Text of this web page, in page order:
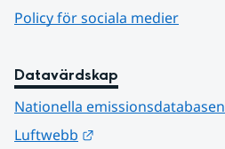
Policy för sociala medier
Datavärdskap
Nationella emissionsdatabasen
Luftwebb